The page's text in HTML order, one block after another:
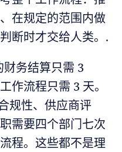
在规定的范围内做
断时才交给人类。.
务结算只需 3
作流程只需 3 天。
规性、供应商评
需要四个部门七次
程。这些都不是理